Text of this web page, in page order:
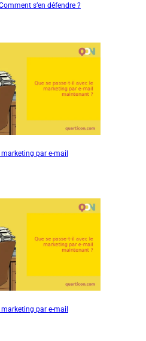
s’en défendre ?
marketing par e-mail
marketing par e-mail